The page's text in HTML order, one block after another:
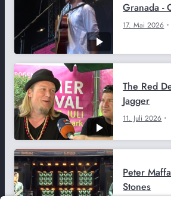
17. Mai 2026
Granada -
11. Juli 2026
The Red
Jagger
Peter
Stones